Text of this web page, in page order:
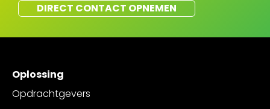
DIRECT CONTACT OPNEMEN
Oplossing
Opdrachtgevers